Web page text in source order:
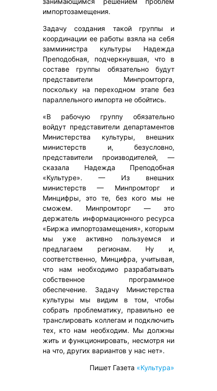
импортозамещения.
Задачу создания такой группы и
координации ее работы взяла на себя
замминистра культуры Надежда
Преподобная, подчеркнувшая, что в
составе группы обязательно будут
представители Минпромторга,
поскольку на переходном этапе без
параллельного импорта не обойтись.
«В рабочую группу обязательно
войдут представители департаментов
Министерства культуры, внешних
министерств и, безусловно,
представители производителей, —
сказала Надежда Преподобная
«Культуре». — Из внешних
министерств — Минпромторг и
Минцифры, это те, без кого мы не
сможем. Минпромторг — это
держатель информационного ресурса
«Биржа импортозамещения», которым
мы уже активно пользуемся и
предлагаем регионам. Ну и,
соответственно, Минцифра, учитывая,
что нам необходимо разрабатывать
собственное программное
обеспечение. Задачу Министерства
культуры мы видим в том, чтобы
собрать проблематику, правильно ее
транслировать коллегам и подключить
тех, кто нам необходим. Мы должны
жить и функционировать, несмотря ни
на что, других вариантов у нас нет».
Пишет Газета «Культура»